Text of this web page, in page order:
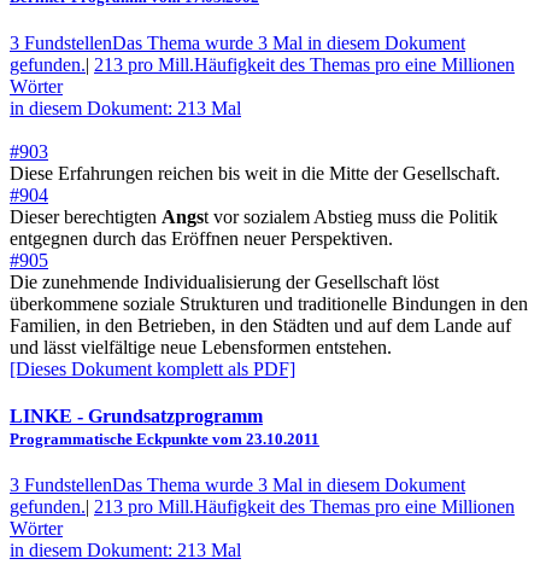
3 FundstellenDas Thema wurde 3 Mal in diesem Dokument
gefunden.| 213 pro Mill.Häufigkeit des Themas pro eine Millionen
Wörter
in diesem Dokument: 213 Mal
#903
Diese Erfahrungen reichen bis weit in die Mitte der Gesellschaft.
#904
Dieser berechtigten Angst vor sozialem Abstieg muss die Politik
entgegnen durch das Eröffnen neuer Perspektiven.
#905
Die zunehmende Individualisierung der Gesellschaft löst
überkommene soziale Strukturen und traditionelle Bindungen in den
Familien, in den Betrieben, in den Städten und auf dem Lande auf
und lässt vielfältige neue Lebensformen entstehen.
[Dieses Dokument komplett als PDF]
LINKE - Grundsatzprogramm
Programmatische Eckpunkte vom 23.10.2011
3 FundstellenDas Thema wurde 3 Mal in diesem Dokument
gefunden.| 213 pro Mill.Häufigkeit des Themas pro eine Millionen
Wörter
in diesem Dokument: 213 Mal